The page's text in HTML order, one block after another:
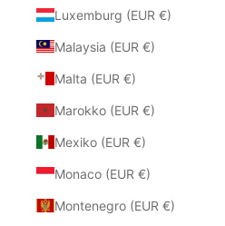
Luxemburg (EUR €)
Malaysia (EUR €)
Malta (EUR €)
Marokko (EUR €)
Mexiko (EUR €)
Monaco (EUR €)
Montenegro (EUR €)